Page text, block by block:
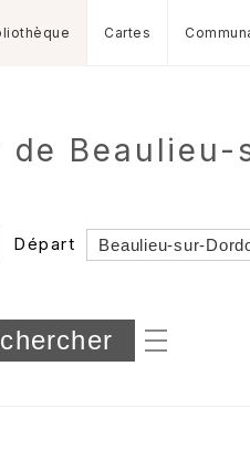
Cartes
Beaulieu-
Départ
dossiers